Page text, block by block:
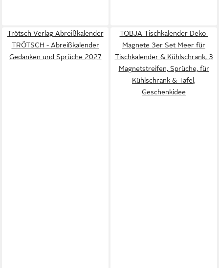
Trötsch Verlag Abreißkalender
TRÖTSCH - Abreißkalender
Gedanken und Sprüche 2027
TOBJA Tischkalender Deko-
Magnete 3er Set Meer für
Tischkalender & Kühlschrank, 3
Magnetstreifen, Sprüche, für
Kühlschrank & Tafel,
Geschenkidee